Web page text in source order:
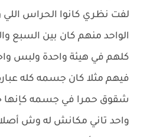
لفت نظري كانوا الحراس
الواحد منهم كان بين السبع
كلهم في هيئة واحدة ولبس
فيهم مثلا كان جسمه كله
شقوق حمرا في جسمه كإنها
واحد تاني مكانش له وش